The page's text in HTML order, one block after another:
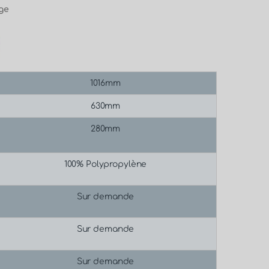
1016mm
630mm
280mm
100% Polypropylène
Sur demande
Sur demande
Sur demande